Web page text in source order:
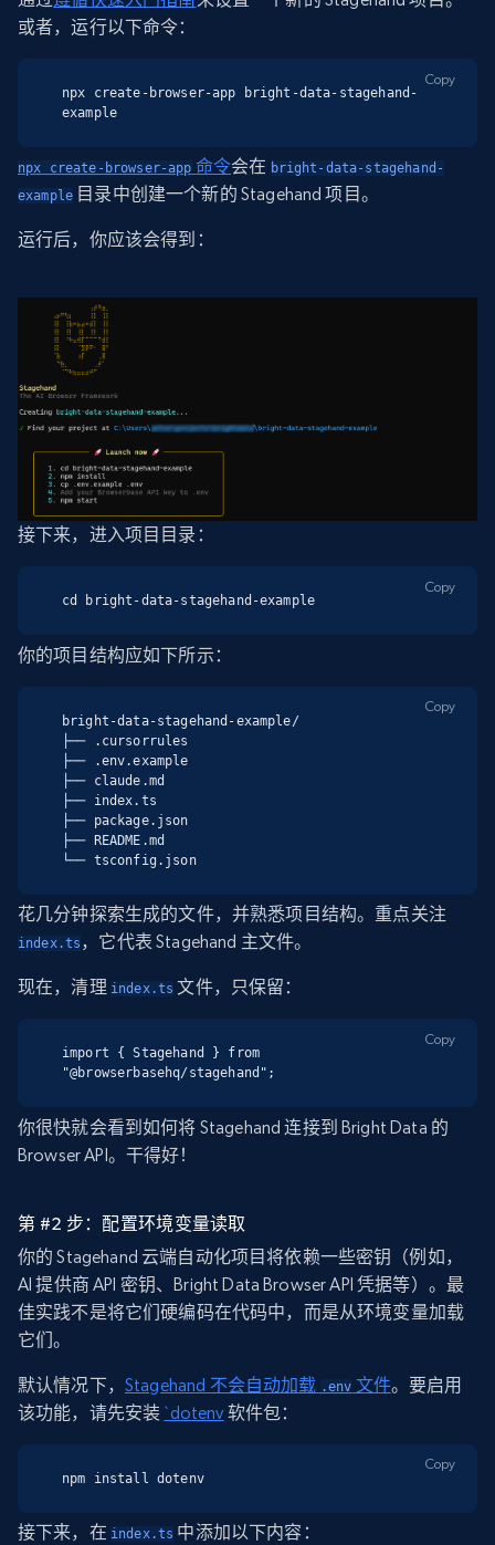
或者，运行以下命令：
npx create-browser-app bright-data-stagehand-
example
Copy
npx create-browser-app 命令会在 bright-data-stagehand-
example 目录中创建一个新的 Stagehand 项目。
运行后，你应该会得到：
接下来，进入项目目录：
cd bright-data-stagehand-example
Copy
你的项目结构应如下所示：
bright-data-stagehand-example/
├── .cursorrules
├── .env.example
├── claude.md
├── index.ts
├── package.json
├── README.md
└── tsconfig.json
Copy
花几分钟探索生成的文件，并熟悉项目结构。重点关注
index.ts ，它代表 Stagehand 主文件。
现在，清理 index.ts 文件，只保留：
import { Stagehand } from
"@browserbasehq/stagehand";
Copy
你很快就会看到如何将 Stagehand 连接到 Bright Data 的
Browser API。干得好！
第 #2 步：配置环境变量读取
你的 Stagehand 云端自动化项目将依赖一些密钥（例如，
AI 提供商 API 密钥、Bright Data Browser API 凭据等）。最
佳实践不是将它们硬编码在代码中，而是从环境变量加载
它们。
默认情况下， Stagehand 不会自动加载 .env 文件。要启用
该功能，请先安装 `dotenv软件包：
npm install dotenv
Copy
接下来，在 index.ts 中添加以下内容：